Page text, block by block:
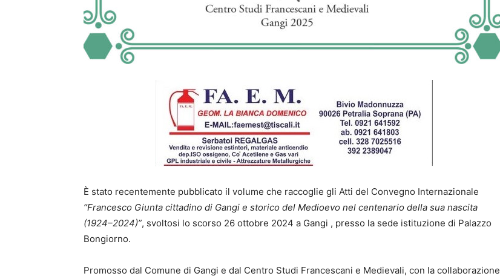
È stato recentemente pubblicato il volume che raccoglie gli Atti del Convegno Internazionale
“Francesco Giunta cittadino di Gangi e storico del Medioevo nel centenario della sua nascita
(1924–2024)”, svoltosi lo scorso 26 ottobre 2024 a Gangi , presso la sede istituzione di Palazzo
Bongiorno.
Promosso dal Comune di Gangi e dal Centro Studi Francescani e Medievali, con la collaborazione